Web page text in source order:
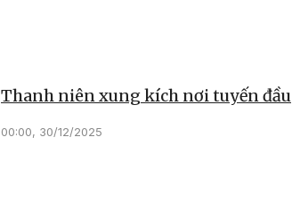
Thanh niên xung kích nơi tuyến đầu
00:00, 30/12/2025